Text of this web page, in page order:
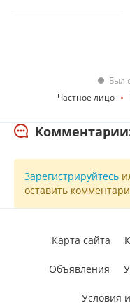
Был
Частное лицо
Зарегистрируйтесь
оставить
Карта сайта
Объявления
Условия